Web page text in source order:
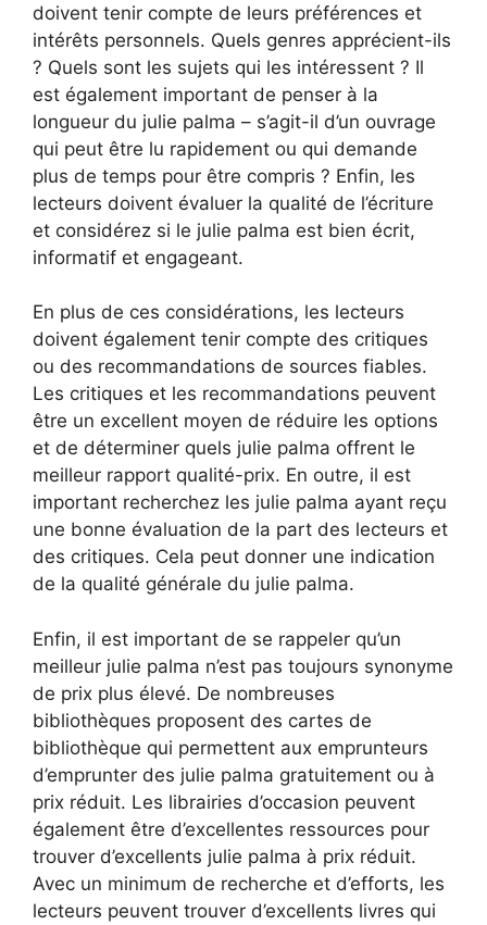
doivent tenir compte de leurs préférences et
intérêts personnels. Quels genres apprécient-ils
? Quels sont les sujets qui les intéressent ? Il
est également important de penser à la
longueur du julie palma – s’agit-il d’un ouvrage
qui peut être lu rapidement ou qui demande
plus de temps pour être compris ? Enfin, les
lecteurs doivent évaluer la qualité de l’écriture
et considérez si le julie palma est bien écrit,
informatif et engageant.
En plus de ces considérations, les lecteurs
doivent également tenir compte des critiques
ou des recommandations de sources fiables.
Les critiques et les recommandations peuvent
être un excellent moyen de réduire les options
et de déterminer quels julie palma offrent le
meilleur rapport qualité-prix. En outre, il est
important recherchez les julie palma ayant reçu
une bonne évaluation de la part des lecteurs et
des critiques. Cela peut donner une indication
de la qualité générale du julie palma.
Enfin, il est important de se rappeler qu’un
meilleur julie palma n’est pas toujours synonyme
de prix plus élevé. De nombreuses
bibliothèques proposent des cartes de
bibliothèque qui permettent aux emprunteurs
d’emprunter des julie palma gratuitement ou à
prix réduit. Les librairies d’occasion peuvent
également être d’excellentes ressources pour
trouver d’excellents julie palma à prix réduit.
Avec un minimum de recherche et d’efforts, les
lecteurs peuvent trouver d’excellents livres qui